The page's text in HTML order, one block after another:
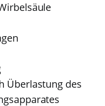
Überlastung des